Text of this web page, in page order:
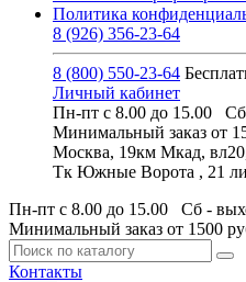
Политика
8 (926) 356-23-64
8 (800) 550-23-64
Личный кабинет
Пн-пт с 8.00 до 15.00
Минимальный заказ от
Москва, 19км Мкад,
Тк Южные Ворота , 21
Пн-пт с 8.00 до 15.00 Сб -
Минимальный заказ от 1500
Контакты